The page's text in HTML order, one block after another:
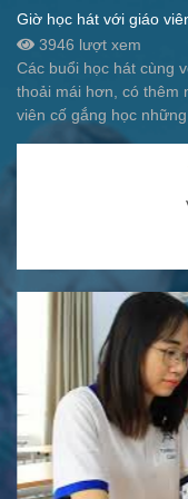
Giờ học hát với giáo
3946 lượt xem
Các buổi học hát cùng
thoải mái hơn, có thêm
viên cố gắng học